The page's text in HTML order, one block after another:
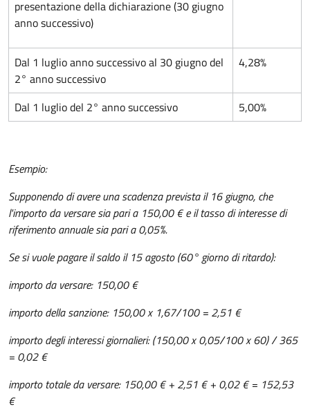
presentazione della dichiarazione(30 giugno
anno successivo)
Dal 1 luglio anno successivo al 30 giugno del
2° anno successivo
4,28%
Dal 1 luglio del 2° anno successivo 5,00%
Esempio:
Supponendo di avere una scadenza prevista il 16 giugno, che
l'importo da versare sia pari a 150,00 € e il tasso di interesse di
riferimento annuale sia pari a 0,05%.
Se si vuole pagare il saldo il 15 agosto (60° giorno di ritardo):
importo da versare: 150,00 €
importo della sanzione: 150,00 x 1,67/100 = 2,51 €
importo degli interessi giornalieri: (150,00 x 0,05/100 x 60) / 365
= 0,02 €
importo totale da versare: 150,00 € + 2,51 € + 0,02 € = 152,53
€